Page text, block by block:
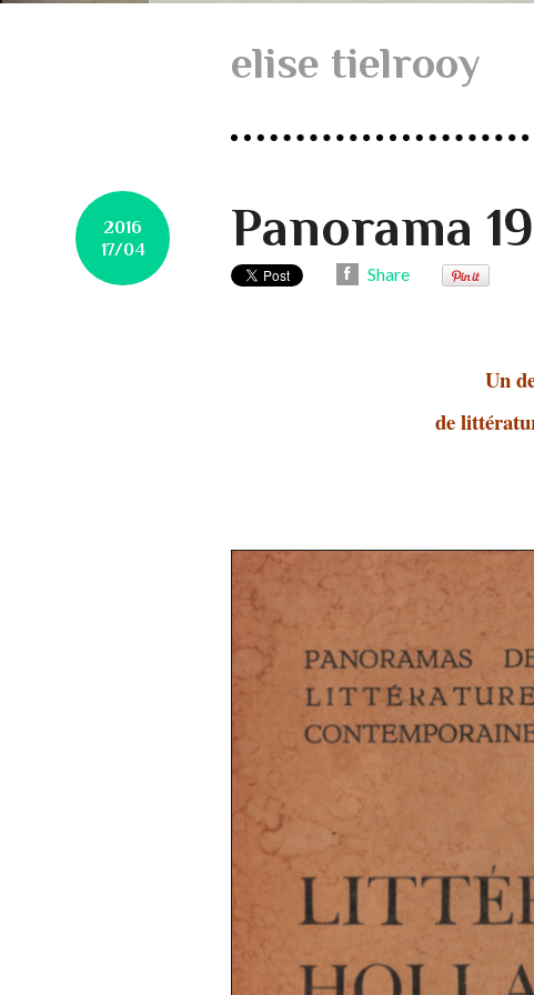
elise tielrooy
2016
17/04
Panorama
Share
Un
de